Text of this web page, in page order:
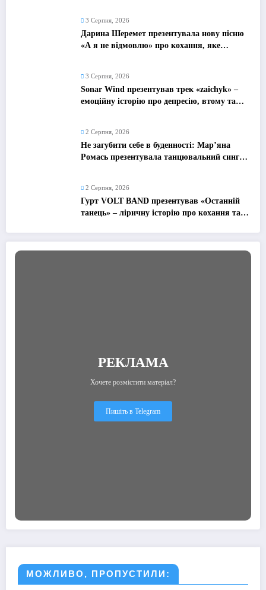
3 Серпня, 2026
Дарина Шеремет презентувала нову пісню
«А я не відмовлю» про кохання, яке
3 Серпня, 2026
Sonar Wind презентував трек «zaichyk» –
емоційну історію про депресію, втому та
2 Серпня, 2026
Не загубити себе в буденності: Мар’яна
Ромась презентувала танцювальний сингл
2 Серпня, 2026
Гурт VOLT BAND презентував «Останній
танець» – ліричну історію про кохання та
РЕКЛАМА
Хочете розмістити матеріал?
Пишіть в Telegram
МОЖЛИВО, ПРОПУСТИЛИ: